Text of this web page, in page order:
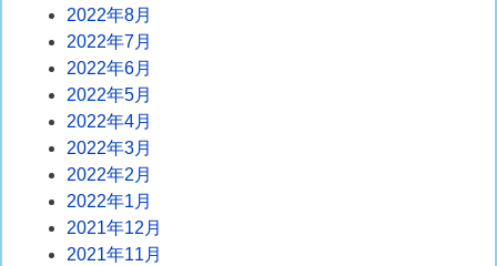
2022年8月
2022年7月
2022年6月
2022年5月
2022年4月
2022年3月
2022年2月
2022年1月
2021年12月
2021年11月